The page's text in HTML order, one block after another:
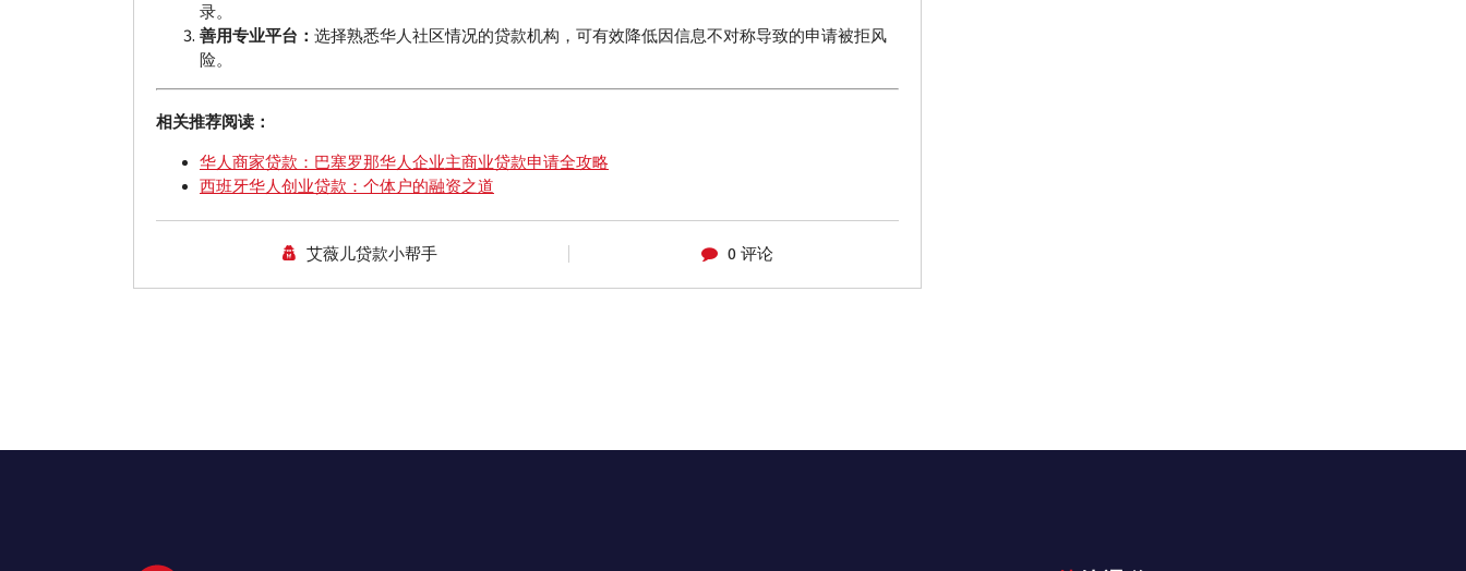
录。
善用专业平台： 选择熟悉华人社区情况的贷款机构，可有效降低因信息不对称导致的申请被拒风
险。
相关推荐阅读：
华人商家贷款：巴塞罗那华人企业主商业贷款申请全攻略
西班牙华人创业贷款：个体户的融资之道
艾薇儿贷款小帮手 0 评论